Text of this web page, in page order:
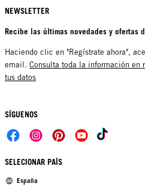
NEWSLETTER
Recibe las últimas novedades y ofertas
Haciendo clic en "Regístrate ahora",
email. Consulta toda la información en
tus datos
SÍGUENOS
SELECIONAR PAÍS
España